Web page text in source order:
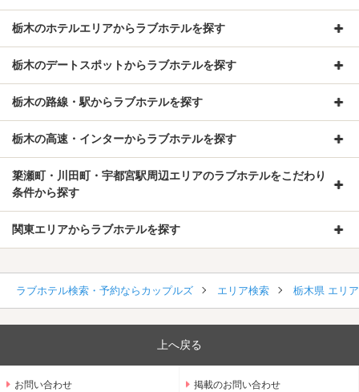
栃木のホテルエリアからラブホテルを探す
栃木のデートスポットからラブホテルを探す
栃木の路線・駅からラブホテルを探す
栃木の高速・インターからラブホテルを探す
簗瀬町・川田町・宇都宮駅周辺エリアのラブホテルをこだわり
条件から探す
関東エリアからラブホテルを探す
ラブホテル検索・予約ならカップルズ エリア検索 栃木県 エリ
上へ戻る
お問い合わせ 掲載のお問い合わせ